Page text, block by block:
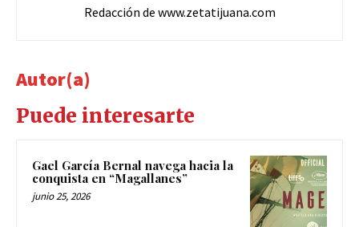
Redacción de www.zetatijuana.com
Autor(a)
Puede interesarte
Gael García Bernal navega hacia la
conquista en “Magallanes”
junio 25, 2026